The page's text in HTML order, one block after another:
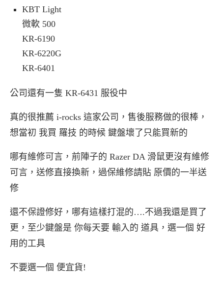
KBT Light
微軟 500
KR-6190
KR-6220G
KR-6401
公司還有一隻 KR-6431 服役中
真的很推薦 i-rocks 這家公司，售後服務做的很棒，
想當初 我買 羅技 的時候 鍵盤壞了只能買新的
哪有維修可言，前陣子的 Razer DA 滑鼠更沒有維修
可言，送修直接換新，過保維修請貼 原價的一半送
修
還不保證修好，哪有這樣打混的….不過我還是買了
更，至少鍵盤是 你每天要 輸入的 道具，選一個 好
用的工具
不要選一個 便宜貨!